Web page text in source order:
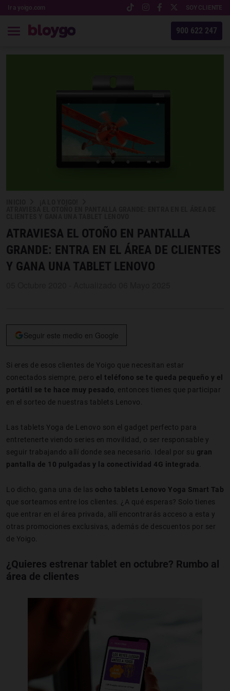
Ir a yoigo.com SOY CLIENTE
900 622 247
ATRAVIESA EL OTOÑO EN PANTALLA
GRANDE: ENTRA EN EL ÁREA DE CLIENTES
Y GANA UNA TABLET LENOVO
Seguir este medio en Google
Si eres de esos clientes de Yoigo que necesitan estar
conectados siempre, pero el teléfono se te queda pequeño y el
portátil se te hace muy pesado , entonces tienes que participar
en el sorteo de nuestras tablets Lenovo.
Las tablets Yoga de Lenovo son el gadget perfecto para
entretenerte viendo series en movilidad, o ser responsable y
seguir trabajando allí donde sea necesario. Ideal por su gran
pantalla de 10 pulgadas y la conectividad 4G integrada
Lo dicho, gana una de las ocho tablets Lenovo Yoga Smart Tab
que sorteamos entre los clientes. ¿A qué esperas? Solo tienes
que entrar en el área privada, allí encontrarás acceso a esta y
otras promociones exclusivas, además de descuentos por ser
de Yoigo.
¿Quieres estrenar tablet en octubre? Rumbo al
área de clientes